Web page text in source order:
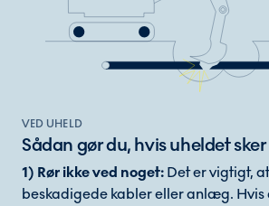
VED UHELD
Sådan gør du, hvis uheldet sker
1) Rør ikke ved noget: Det er vigtigt,
beskadigede kabler eller anlæg.